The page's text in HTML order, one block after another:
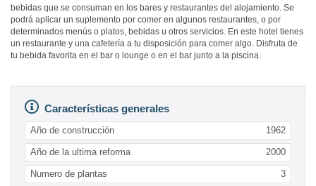
bebidas que se consuman en los bares y restaurantes del alojamiento. Se
podrá aplicar un suplemento por comer en algunos restaurantes, o por
determinados menús o platos, bebidas u otros servicios. En este hotel tienes
un restaurante y una cafetería a tu disposición para comer algo. Disfruta de
tu bebida favorita en el bar o lounge o en el bar junto a la piscina.
Características generales
Año de construcción 1962
Año de la ultima reforma 2000
Numero de plantas 3